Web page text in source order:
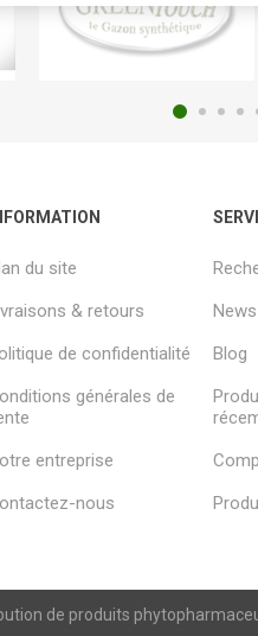
du site
& retours
de confidentialité
générales de
entreprise
nous
News
Blog
de produits